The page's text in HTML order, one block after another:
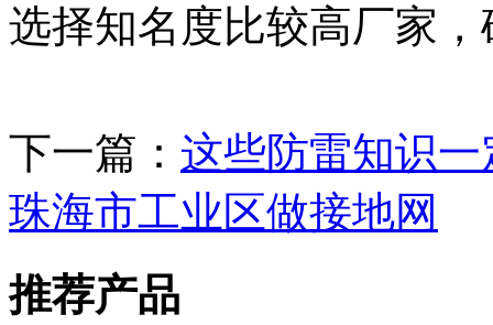
选择知名度比较高厂家
下一篇： 这些防雷知识
珠海市工业区做接地网
推荐产品